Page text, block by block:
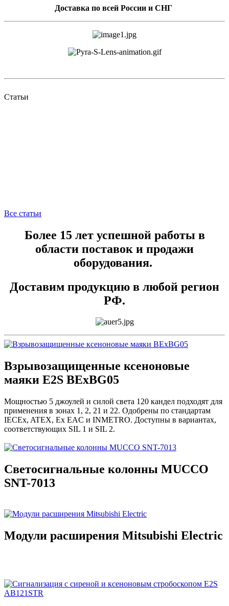
Доставка по всей России и СНГ
Статьи
Все статьи
Более 15 лет успешной работы в
области поставок и продажи
оборудования.
Доставим продукцию в любой регион
РФ.
Взрывозащищенные ксеноновые
маяки E2S BExBG05
Мощностью 5 джоулей и силой света 120 кандел подходят для
применения в зонах 1, 2, 21 и 22. Одобрены по стандартам
IECEx, ATEX, Ex EAC и INMETRO. Доступны в вариантах,
соответствующих SIL 1 и SIL 2.
Светосигнальные колонны MUCCO
SNT-7013
Модули расширения Mitsubishi Electric